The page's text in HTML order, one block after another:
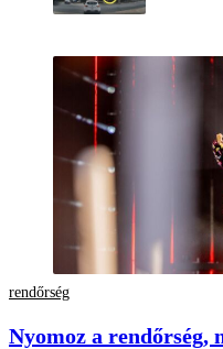
rendőrség
Nyomoz a rendőrség,